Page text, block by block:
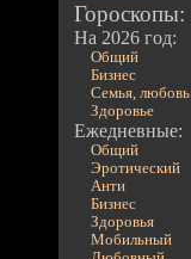
Гороскопы:
На 2026 год:
Общий
Бизнес
Семья, любовь
Здоровье
Ежедневные:
Общий
Эротический
Анти
Бизнес
Здоровья
Мобильный